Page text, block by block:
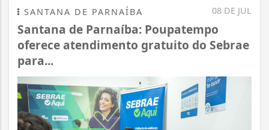
08 DE JUL
SANTANA DE PARNAÍBA
Santana de Parnaíba: Poupatempo
oferece atendimento gratuito do Sebrae
para...